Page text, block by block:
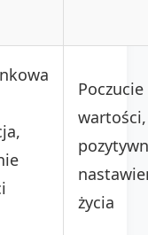
Poczucie
wartości,
życia